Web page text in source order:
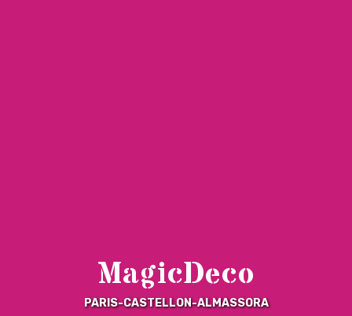
MagicDeco
PARIS-CASTELLON-ALMASSORA